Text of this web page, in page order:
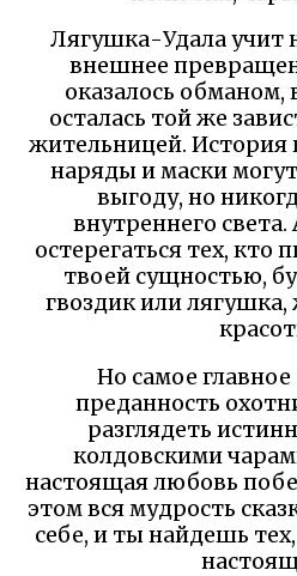
Лягушка-Удала учит
внешнее
оказалось обманом,
осталась той же
жительницей. История
наряды и маски
выгоду, но
внутреннего
остерегаться тех, кто
твоей сущностью,
гвоздик или
Но самое
преданность
разглядеть
колдовскими
настоящая любовь
этом вся мудрость
себе, и ты найдешь